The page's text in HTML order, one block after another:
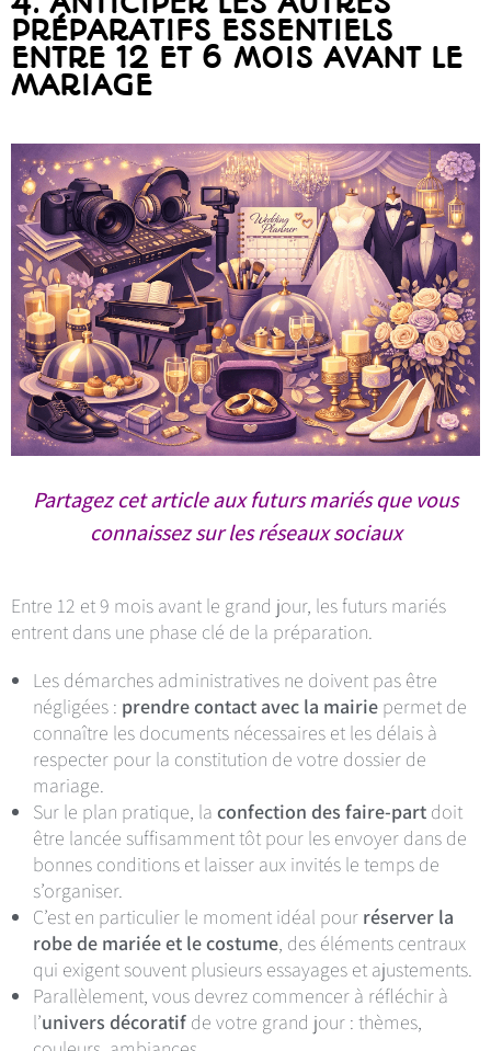
PRÉPARATIFS ESSENTIELS
ENTRE 12 ET 6 MOIS AVANT LE
MARIAGE
Partagez cet article aux futurs mariés que vous
connaissez sur les réseaux sociaux
Entre 12 et 9 mois avant le grand jour, les futurs mariés
entrent dans une phase clé de la préparation.
Les démarches administratives ne doivent pas être
négligées : prendre contact avec la mairie permet de
connaître les documents nécessaires et les délais à
respecter pour la constitution de votre dossier de
mariage.
Sur le plan pratique, la confection des faire-part doit
être lancée suffisamment tôt pour les envoyer dans de
bonnes conditions et laisser aux invités le temps de
s’organiser.
C’est en particulier le moment idéal pour réserver la
robe de mariée et le costume, des éléments centraux
qui exigent souvent plusieurs essayages et ajustements.
Parallèlement, vous devrez commencer à réfléchir à
l’univers décoratif de votre grand jour : thèmes,